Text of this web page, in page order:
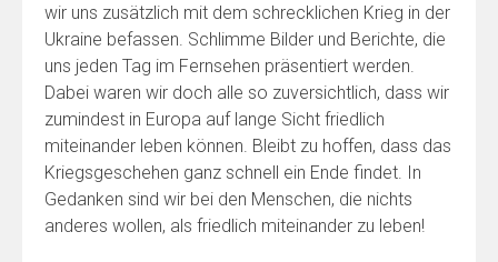
wir uns zusätzlich mit dem schrecklichen Krieg in der
Ukraine befassen. Schlimme Bilder und Berichte, die
uns jeden Tag im Fernsehen präsentiert werden.
Dabei waren wir doch alle so zuversichtlich, dass wir
zumindest in Europa auf lange Sicht friedlich
miteinander leben können. Bleibt zu hoffen, dass das
Kriegsgeschehen ganz schnell ein Ende findet. In
Gedanken sind wir bei den Menschen, die nichts
anderes wollen, als friedlich miteinander zu leben!